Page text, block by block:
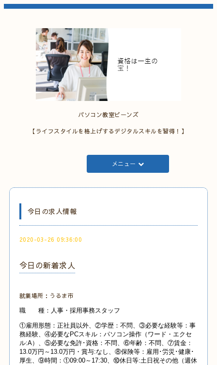
パソコン教室ビーンズ
【ライフスタイルを格上げするデジタルスキルを習得！】
メニュー
今日の求人情報
2020-03-26 09:36:00
今日の新着求人
就業場所：うるま市
職 種：人事・採用事務スタッフ
①雇用形態：正社員以外、②学歴：不問、③必要な経験等：事
務経験、④必要なPCスキル：パソコン操作（ワード・エクセ
ル:A）、⑤必要な免許･資格：不問、⑥年齢：不問、⑦賃金：
13.0万円～13.0万円・賞与:なし、⑧保険等：雇用･労災･健康･
厚生、⑨時間：①09:00～17:30、⑩休日等:土日祝その他（週休